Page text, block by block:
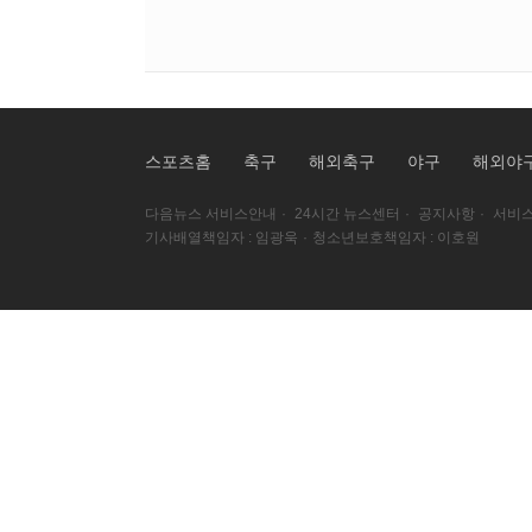
스포츠홈 축구 해외축구 야구 해외야
다음뉴스 서비스안내 · 24시간 뉴스센터 · 공지사항 ·
서비
기사배열책임자 : 임광욱 · 청소년보호책임자 : 이호원